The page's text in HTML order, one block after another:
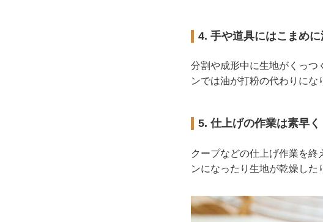
4. 手や道具にはこまめに
分割や成形中に生地がくっつ
ンでは油が打粉の代わりにな
5. 仕上げの作業は素早く
クープなどの仕上げ作業を
ンになったり生地が乾燥した